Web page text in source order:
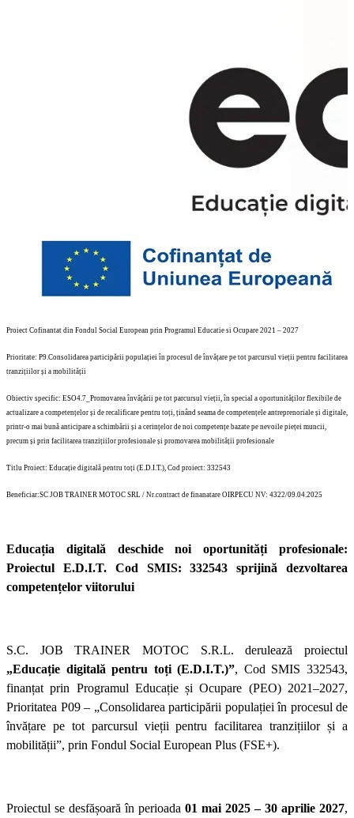
Proiect Cofinantat din Fondul Social European prin Programul Educatie si Ocupare 2021 – 2027
Prioritate: P9.Consolidarea participării populației în procesul de învățare pe tot parcursul vieții pentru facilitarea
tranzițiilor și a mobilității
Obiectiv specific: ESO4.7_Promovarea învățării pe tot parcursul vieții, în special a oportunităților flexibile de
actualizare a competențelor și de recalificare pentru toți, ținând seama de competențele antreprenoriale și digitale,
printr-o mai bună anticipare a schimbării și a cerințelor de noi competențe bazate pe nevoile pieței muncii,
precum și prin facilitarea tranzițiilor profesionale și promovarea mobilității profesionale
Titlu Proiect: Educație digitală pentru toți (E.D.I.T.), Cod proiect: 332543
Beneficiar:SC JOB TRAINER MOTOC SRL / Nr.contract de finanatare OIRPECU NV: 4322/09.04.2025
Educația digitală deschide noi oportunități profesionale:
Proiectul E.D.I.T. Cod SMIS: 332543sprijină dezvoltarea
competențelor viitorului
S.C. JOB TRAINER MOTOC S.R.L. derulează proiectul
„Educație digitală pentru toți (E.D.I.T.)”, Cod SMIS 332543,
finanțat prin Programul Educație și Ocupare (PEO) 2021–2027,
Prioritatea P09 – „Consolidarea participării populației în procesul de
învățare pe tot parcursul vieții pentru facilitarea tranzițiilor și a
mobilității”, prin Fondul Social European Plus (FSE+).
Proiectul se desfășoară în perioada 01 mai 2025 – 30 aprilie 2027,